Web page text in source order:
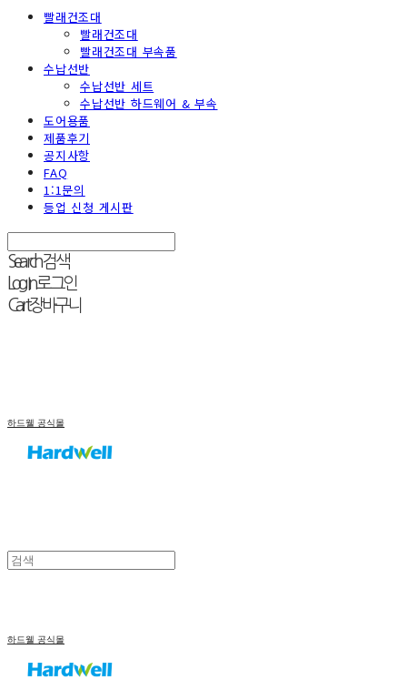
빨래건조대
빨래건조대
빨래건조대 부속품
수납선반
수납선반 세트
수납선반 하드웨어 & 부속
도어용품
제품후기
공지사항
FAQ
1:1문의
등업 신청 게시판
Search검색
Log In로그인
Cart장바구니
하드웰 공식몰
하드웰 공식몰